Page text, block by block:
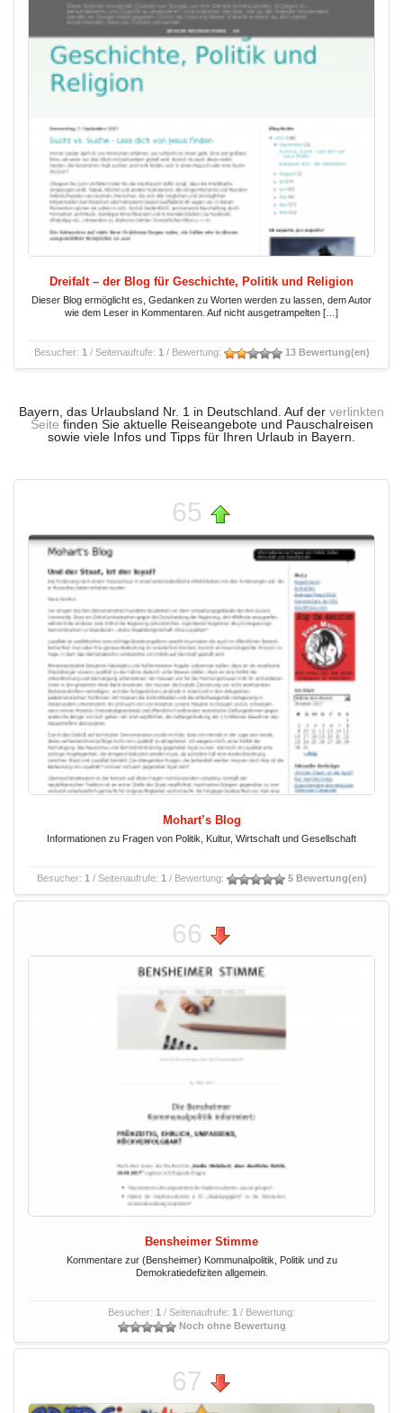
Dreifalt – der Blog für Geschichte, Politik und Religion
Dieser Blog ermöglicht es, Gedanken zu Worten werden zu lassen, dem Autor
wie dem Leser in Kommentaren. Auf nicht ausgetrampelten […]
Besucher: 1 / Seitenaufrufe: 1 / Bewertung: 13 Bewertung(en)
Bayern, das Urlaubsland Nr. 1 in Deutschland. Auf der verlinkten
Seite finden Sie aktuelle Reiseangebote und Pauschalreisen
sowie viele Infos und Tipps für Ihren Urlaub in Bayern.
65
Mohart’s Blog
Informationen zu Fragen von Politik, Kultur, Wirtschaft und Gesellschaft
Besucher: 1 / Seitenaufrufe: 1 / Bewertung: 5 Bewertung(en)
66
Bensheimer Stimme
Kommentare zur (Bensheimer) Kommunalpolitik, Politik und zu
Demokratiedefiziten allgemein.
Besucher: 1 / Seitenaufrufe: 1 / Bewertung:
Noch ohne Bewertung
67